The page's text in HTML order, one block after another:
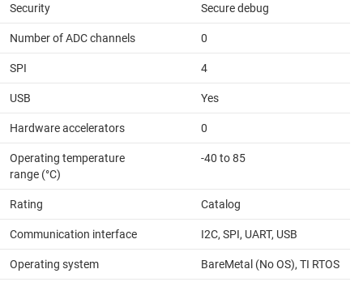
Security Secure debug
Number of ADC channels 0
SPI 4
USB Yes
Hardware accelerators 0
Operating temperature
range (°C)
-40 to 85
Rating Catalog
Communication interface I2C, SPI, UART, USB
Operating system BareMetal (No OS), TI RTOS